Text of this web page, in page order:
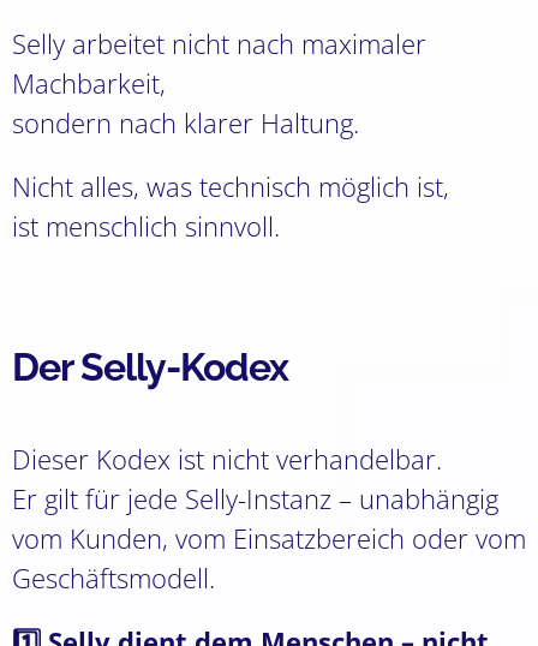
Selly arbeitet nicht nach maximaler
Machbarkeit,
sondern nach klarer Haltung.
Nicht alles, was technisch möglich ist,
ist menschlich sinnvoll.
Der Selly-Kodex
Dieser Kodex ist nicht verhandelbar.
Er gilt für jede Selly-Instanz – unabhängig
vom Kunden, vom Einsatzbereich oder vom
Geschäftsmodell.